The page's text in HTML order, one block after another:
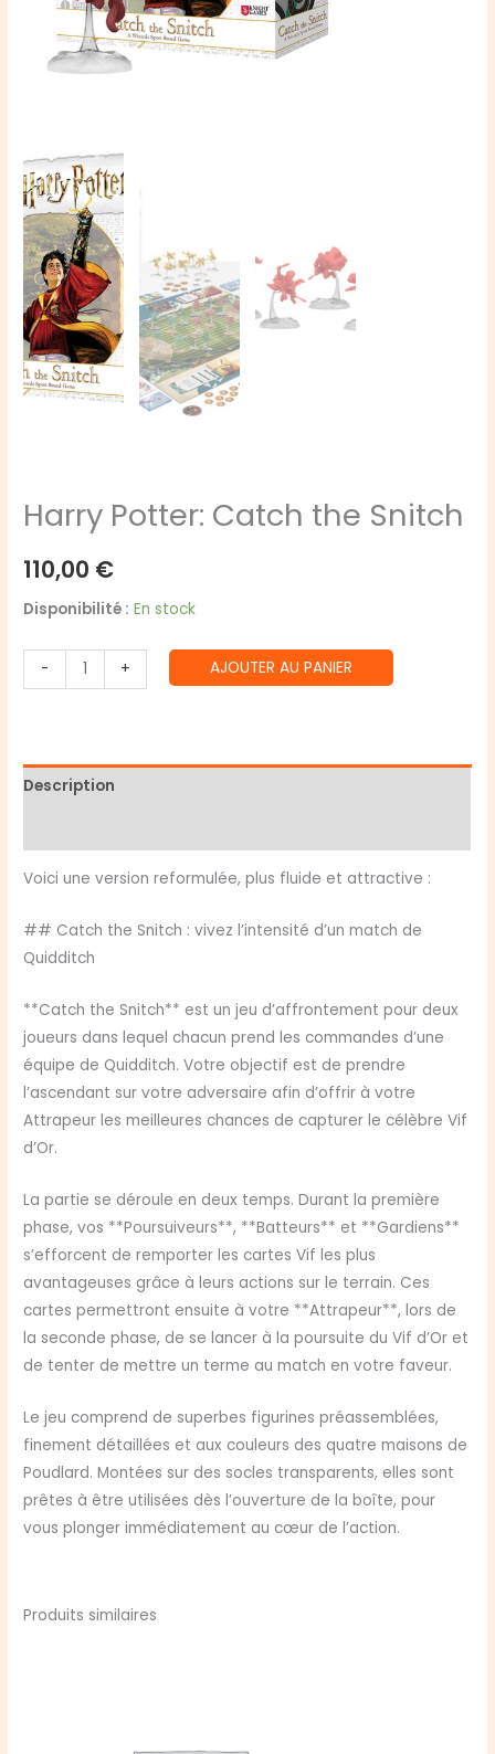
Harry Potter: Catch the Snitch
110,00 €
Disponibilité : En stock
-
quantité
de
Catch
+ AJOUTER AU PANIER
Description
Voici une version reformulée, plus fluide et attractive :
## Catch the Snitch : vivez l’intensité d’un match de
Quidditch
**Catch the Snitch** est un jeu d’affrontement pour deux
joueurs dans lequel chacun prend les commandes d’une
équipe de Quidditch. Votre objectif est de prendre
l’ascendant sur votre adversaire afin d’offrir à votre
Attrapeur les meilleures chances de capturer le célèbre Vif
d’Or.
La partie se déroule en deux temps. Durant la première
phase, vos **Poursuiveurs**, **Batteurs** et **Gardiens**
s’efforcent de remporter les cartes Vif les plus
avantageuses grâce à leurs actions sur le terrain. Ces
cartes permettront ensuite à votre **Attrapeur**, lors de
la seconde phase, de se lancer à la poursuite du Vif d’Or et
de tenter de mettre un terme au match en votre faveur.
Le jeu comprend de superbes figurines préassemblées,
finement détaillées et aux couleurs des quatre maisons de
Poudlard. Montées sur des socles transparents, elles sont
prêtes à être utilisées dès l’ouverture de la boîte, pour
vous plonger immédiatement au cœur de l’action.
Produits similaires